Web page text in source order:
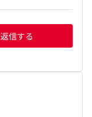
返信する